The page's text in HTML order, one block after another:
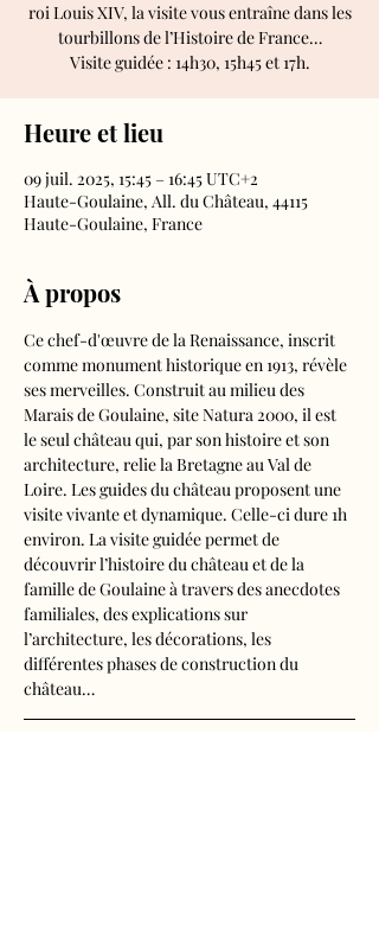
roi Louis XIV, la visite vous entraîne dans les
tourbillons de l’Histoire de France…
Visite guidée : 14h30, 15h45 et 17h.
Heure et lieu
09 juil. 2025, 15:45 – 16:45 UTC+2
Haute-Goulaine, All. du Château, 44115
Haute-Goulaine, France
À propos
Ce chef-d'œuvre de la Renaissance, inscrit
comme monument historique en 1913, révèle
ses merveilles. Construit au milieu des
Marais de Goulaine, site Natura 2000, il est
le seul château qui, par son histoire et son
architecture, relie la Bretagne au Val de
Loire. Les guides du château proposent une
visite vivante et dynamique. Celle-ci dure 1h
environ. La visite guidée permet de
découvrir l’histoire du château et de la
famille de Goulaine à travers des anecdotes
familiales, des explications sur
l’architecture, les décorations, les
différentes phases de construction du
château…